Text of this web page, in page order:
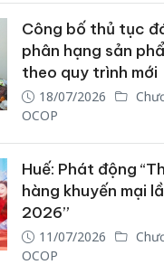
Công bố thủ tục
phân hạng sản
theo quy trình mới
18/07/2026
OCOP
Huế: Phát động
hàng khuyến mại
2026”
11/07/2026
OCOP